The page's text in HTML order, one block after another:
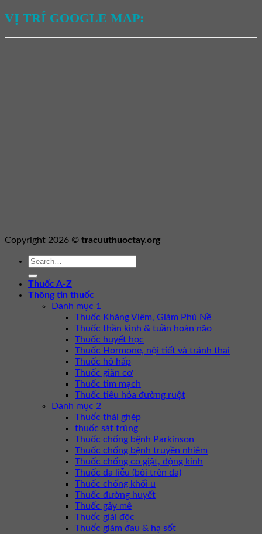
VỊ TRÍ GOOGLE MAP:
Copyright 2026 © tracuuthuoctay.org
Thuốc A-Z
Thông tin thuốc
Danh mục 1
Thuốc Kháng Viêm, Giảm Phù Nề
Thuốc thần kinh & tuần hoàn não
Thuốc huyết học
Thuốc Hormone, nội tiết và tránh thai
Thuốc hô hấp
Thuốc giãn cơ
Thuốc tim mạch
Thuốc tiêu hóa đường ruột
Danh mục 2
Thuốc thải ghép
thuốc sát trùng
Thuốc chống bệnh Parkinson
Thuốc chống bệnh truyền nhiễm
Thuốc chống co giật, động kinh
Thuốc da liễu (bôi trên da)
Thuốc chống khối u
Thuốc đường huyết
Thuốc gây mê
Thuốc giải độc
Thuốc giảm đau & hạ sốt